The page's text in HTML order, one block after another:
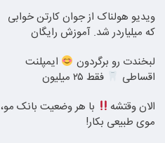
ویدیو هولناک از جوان کارتن خوابی
که میلیاردر شد. آموزش رایگان
لبخندت رو برگردون
ایمپلنت
اقساطی
فقط ۲۵ میلیون
الان وقتشه
با هر وضعیت بانک مو،
موی طبیعی بکار!